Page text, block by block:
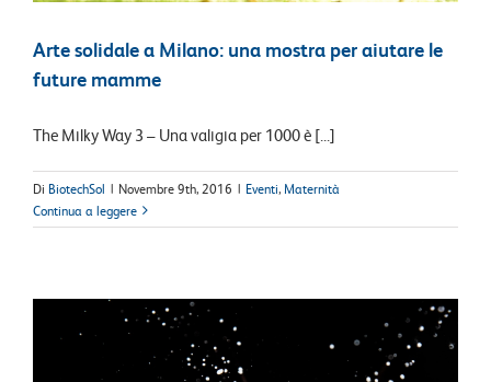
Arte solidale a Milano: una mostra per aiutare le
future mamme
The Milky Way 3 – Una valigia per 1000 è [...]
Di BiotechSol | Novembre 9th, 2016 | Eventi, Maternità
Continua a leggere